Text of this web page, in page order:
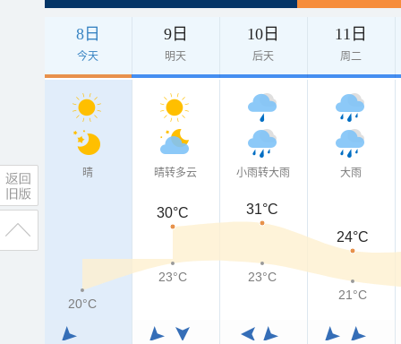
8日
今天
9日
明天
10日
后天
11日
周二
晴 晴转多云 小雨转大雨 大雨
30°C
31°C
24°C
20°C
23°C
23°C
21°C